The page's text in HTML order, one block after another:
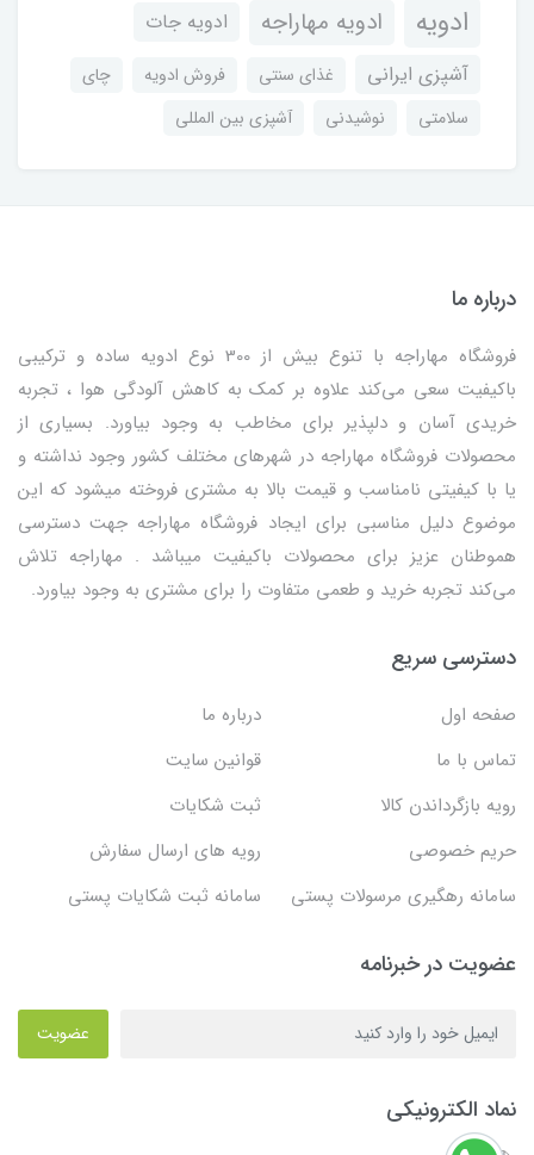
ادویه ادویه مهاراجه
ادویه جات
آشپزی ایرانی
غذای سنتی فروش ادویه
چای
سلامتی
نوشیدنی آشپزی بین المللی
درباره ما
فروشگاه مهاراجه با تنوع بیش از 300 نوع ادویه ساده و ترکیبی
باکیفیت سعی می‌کند علاوه بر کمک به کاهش آلودگی هوا ، تجربه
خریدی آسان و دلپذیر برای مخاطب به وجود بیاورد. بسیاری از
محصولات فروشگاه مهاراجه در شهرهای مختلف کشور وجود نداشته و
یا با کیفیتی نامناسب و قیمت بالا به مشتری فروخته میشود که این
موضوع دلیل مناسبی برای ایجاد فروشگاه مهاراجه جهت دسترسی
هموطنان عزیز برای محصولات باکیفیت میباشد . مهاراجه تلاش
می‌کند تجربه خرید و طعمی متفاوت را برای مشتری به وجود بیاورد.
دسترسی سریع
صفحه اول
درباره ما
تماس با ما
قوانین سایت
رویه بازگرداندن کالا
ثبت شکایات
حریم خصوصی
رویه های ارسال سفارش
سامانه رهگیری مرسولات پستی
سامانه ثبت شکایات پستی
عضویت در خبرنامه
عضویت
نماد الکترونیکی